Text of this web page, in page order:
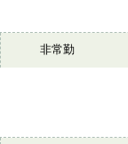
非常勤